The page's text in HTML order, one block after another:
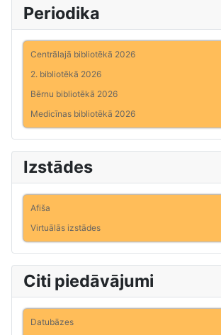
Periodika
Centrālajā bibliotēkā 2026
2. bibliotēkā 2026
Bērnu bibliotēkā 2026
Medicīnas bibliotēkā 2026
Izstādes
Afiša
Virtuālās izstādes
Citi piedāvājumi
Datubāzes